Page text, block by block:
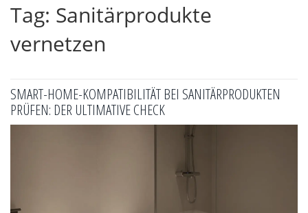
Tag: Sanitärprodukte
vernetzen
SMART-HOME-KOMPATIBILITÄT BEI SANITÄRPRODUKTEN
PRÜFEN: DER ULTIMATIVE CHECK